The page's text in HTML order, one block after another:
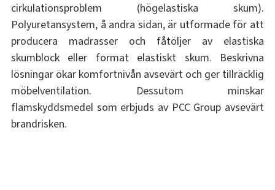
cirkulationsproblem (högelastiska skum).
Polyuretansystem, å andra sidan, är utformade för att
producera madrasser och fåtöljer av elastiska
skumblock eller format elastiskt skum. Beskrivna
lösningar ökar komfortnivån avsevärt och ger tillräcklig
möbelventilation. Dessutom minskar
flamskyddsmedel som erbjuds av PCC Group avsevärt
brandrisken.